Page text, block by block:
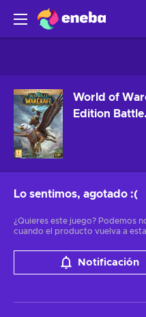
World of
Edition
Lo sentimos, agotado :(
¿Quieres este juego? Podemos
cuando el producto vuelva a
Notificación